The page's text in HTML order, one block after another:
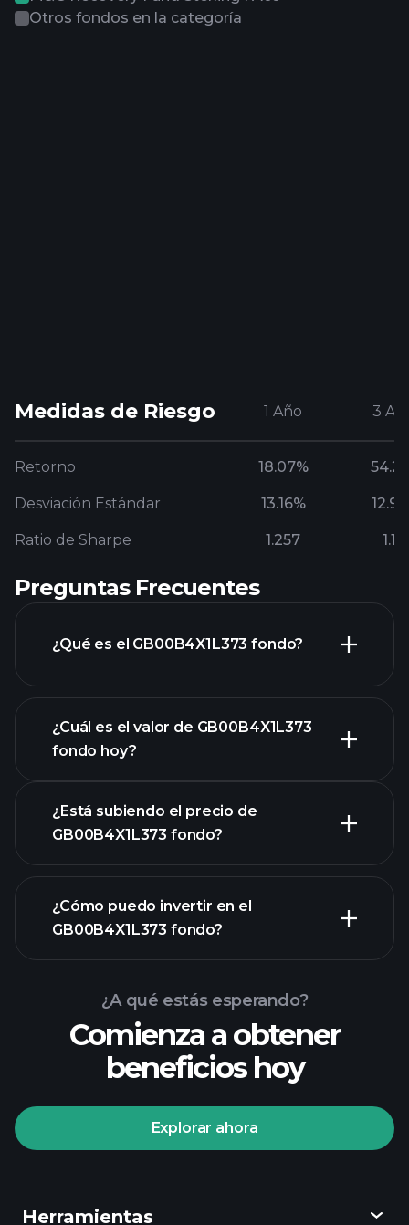
Otros fondos en la categoría
Medidas de Riesgo 1 Año 3
Retorno 18.07%
Desviación Estándar 13.16%
Ratio de Sharpe 1.257
Preguntas Frecuentes
¿Qué es el GB00B4X1L373 fondo?
¿Cuál es el valor de GB00B4X1L373
fondo hoy?
avanzado
¿Está subiendo el precio de
GB00B4X1L373 fondo?
GB00B4X1L373 fondo
¿Cómo puedo invertir en el
GB00B4X1L373 fondo?
¿A qué estás esperando?
Comienza a obtener
beneficios hoy
Explorar ahora
Herramientas